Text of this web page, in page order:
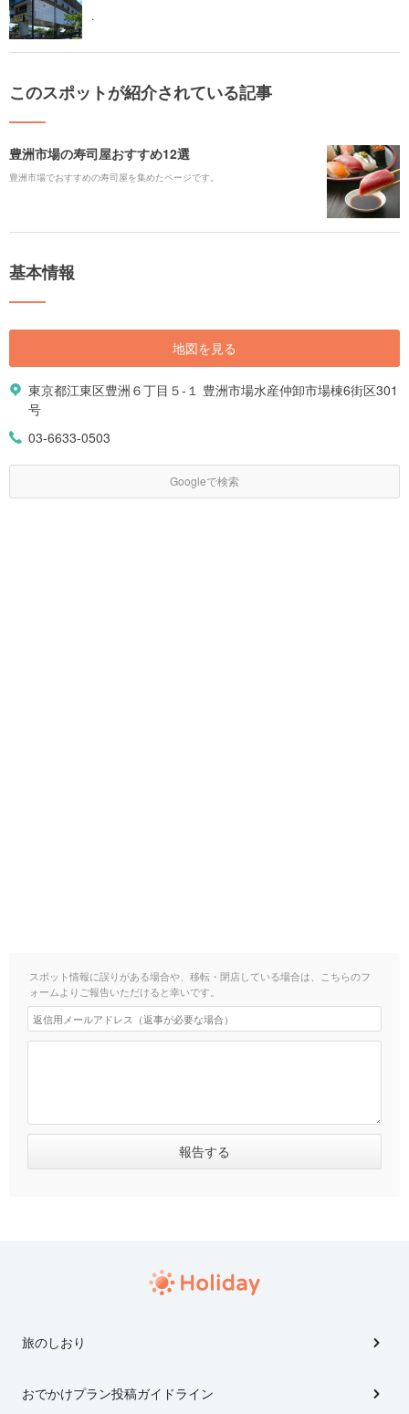
.
このスポットが紹介されている記事
豊洲市場の寿司屋おすすめ12選
豊洲市場でおすすめの寿司屋を集めたページです。
基本情報
地図を見る
東京都江東区豊洲６丁目５-１ 豊洲市場水産仲卸市場棟6街区301
号
03-6633-0503
Googleで検索
スポット情報に誤りがある場合や、移転・閉店している場合は、こちらのフ
ォームよりご報告いただけると幸いです。
旅のしおり
おでかけプラン投稿ガイドライン